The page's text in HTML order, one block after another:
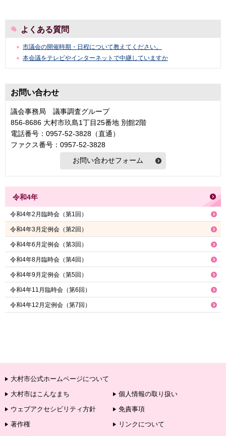
よくある質問
市議会の開催時期・日程について教えてください。
本会議をテレビやインターネットで中継していますか
お問い合わせ
議会事務局 議事調査グループ
856-8686 大村市玖島1丁目25番地 別館2階
電話番号：0957-52-3828（直通）
ファクス番号：0957-52-3828
令和4年
令和4年2月臨時会（第1回）
令和4年3月定例会（第2回）
令和4年6月定例会（第3回）
令和4年8月臨時会（第4回）
令和4年9月定例会（第5回）
令和4年11月臨時会（第6回）
令和4年12月定例会（第7回）
大村市公式ホームページについて
大村市はこんなまち
個人情報の取り扱い
ウェブアクセシビリティ方針
免責事項
著作権
リンクについて